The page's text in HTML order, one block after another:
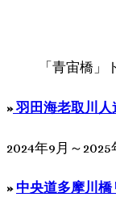
「青宙橋
»羽田海老取川人
2024年9月～2025
» 中央道多摩川